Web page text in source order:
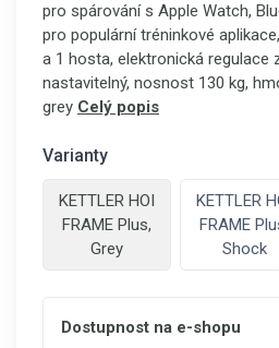
pro spárování s Apple Watch,
pro populární tréninkové
a 1 hosta, elektronická regulace
nastavitelný, nosnost 130 kg,
grey Celý popis
Varianty
KETTLER HOI
FRAME Plus,
Grey
KETTLER
FRAME
Shock
Dostupnost na e-shopu